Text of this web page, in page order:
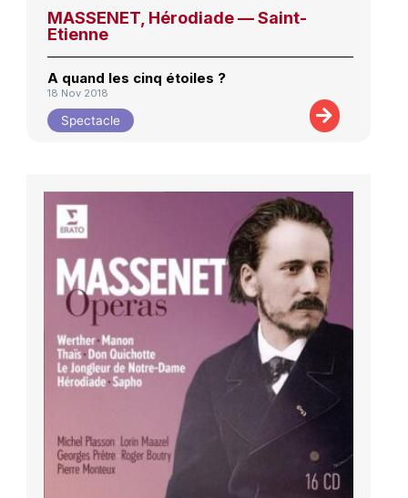
MASSENET, Hérodiade — Saint-
Etienne
A quand les cinq étoiles ?
18 Nov 2018
Spectacle